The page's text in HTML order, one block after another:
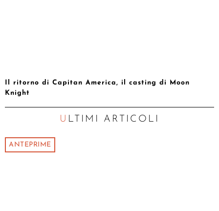
Il ritorno di Capitan America, il casting di Moon
Knight
ULTIMI ARTICOLI
ANTEPRIME